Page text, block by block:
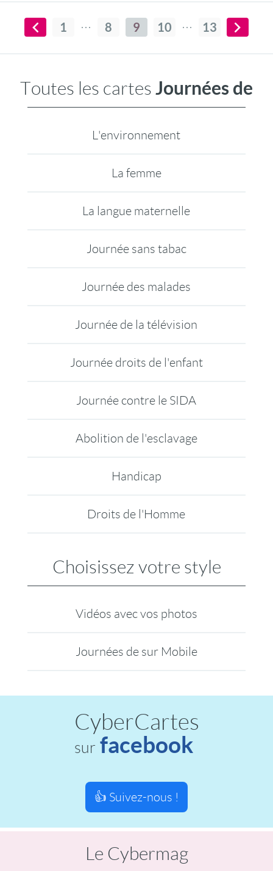
1 8 9 10 13
Toutes les cartes Journées de
L'environnement
La femme
La langue maternelle
Journée sans tabac
Journée des malades
Journée de la télévision
Journée droits de l'enfant
Journée contre le SIDA
Abolition de l'esclavage
Handicap
Droits de l'Homme
Choisissez votre style
Vidéos avec vos photos
Journées de sur Mobile
CyberCartes
sur facebook
👍 Suivez-nous !
Le Cybermag